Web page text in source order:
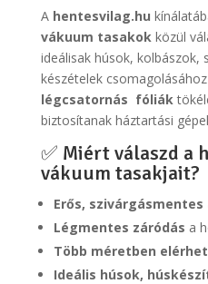
A hentesvilag.hu
vákuum tasakokközül
ideálisak húsok, kolbászok,
készételek
légcsatornás fóliák
biztosítanak háztartási
✅ Miért válaszd a
vákuum tasakjait?
Erős, szivárgásmentes
Légmentes záródás a
Több méretben
Ideális húsok,